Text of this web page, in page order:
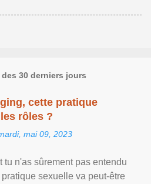
30 derniers jours
cette pratique
rôles ?
mai 09, 2023
n'as sûrement pas entendu
sexuelle va peut-être